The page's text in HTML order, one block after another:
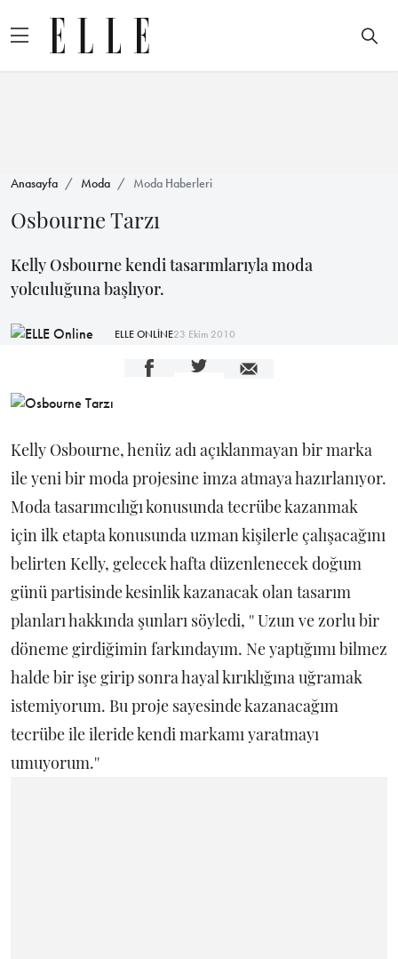
Anasayfa Moda Moda Haberleri
Osbourne Tarzı
Kelly Osbourne kendi tasarımlarıyla moda
yolculuğuna başlıyor.
ELLE ONLİNE23 Ekim 2010
Kelly Osbourne, henüz adı açıklanmayan bir marka
ile yeni bir moda projesine imza atmaya hazırlanıyor.
Moda tasarımcılığı konusunda tecrübe kazanmak
için ilk etapta konusunda uzman kişilerle çalışacağını
belirten Kelly, gelecek hafta düzenlenecek doğum
günü partisinde kesinlik kazanacak olan tasarım
planları hakkında şunları söyledi, '' Uzun ve zorlu bir
döneme girdiğimin farkındayım. Ne yaptığımı bilmez
halde bir işe girip sonra hayal kırıklığına uğramak
istemiyorum. Bu proje sayesinde kazanacağım
tecrübe ile ileride kendi markamı yaratmayı
umuyorum.''